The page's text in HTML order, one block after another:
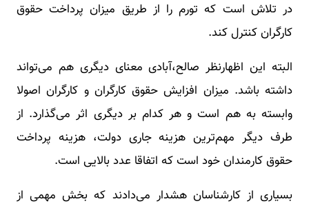
در تلاش است که تورم را از طریق میزان پرداخت حقوق
کارگران کنترل کند.
البته این اظهارنظر صالح،آبادی معنای دیگری هم می‌تواند
داشته باشد. میزان افزایش حقوق کارگران و کارگران اصولا
وابسته به هم است و هر کدام بر دیگری اثر می‌گذارد. از
طرف دیگر مهم‌ترین هزینه جاری دولت، هزینه پرداخت
حقوق کارمندان خود است که اتفاقا عدد بالایی است.
بسیاری از کارشناسان هشدار می‌دادند که بخش مهمی از